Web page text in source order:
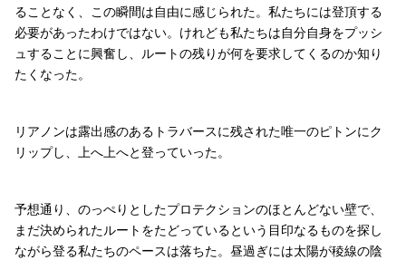
ることなく、この瞬間は自由に感じられた。私たちには登頂する
必要があったわけではない。けれども私たちは自分自身をプッシ
ュすることに興奮し、ルートの残りが何を要求してくるのか知り
たくなった。
リアノンは露出感のあるトラバースに残された唯一のピトンにク
リップし、上へ上へと登っていった。
予想通り、のっぺりとしたプロテクションのほとんどない壁で、
まだ決められたルートをたどっているという目印なるものを探し
ながら登る私たちのペースは落ちた。昼過ぎには太陽が稜線の陰